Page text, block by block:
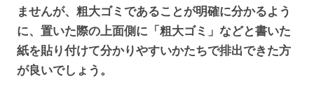
ませんが、粗大ゴミであることが明確に分かるよう
に、置いた際の上面側に「粗大ゴミ」などと書いた
紙を貼り付けて分かりやすいかたちで排出できた方
が良いでしょう。